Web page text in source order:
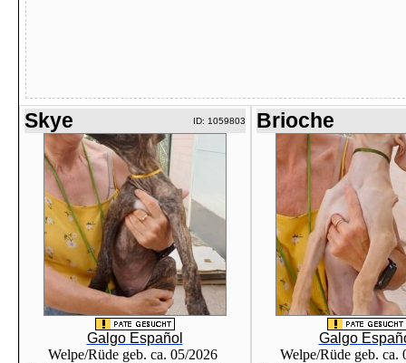
Skye ID: 1059803
Galgo Español
Welpe/Rüde geb. ca. 05/2026
Brioche
Galgo
Welpe/Rüde geb. ca.